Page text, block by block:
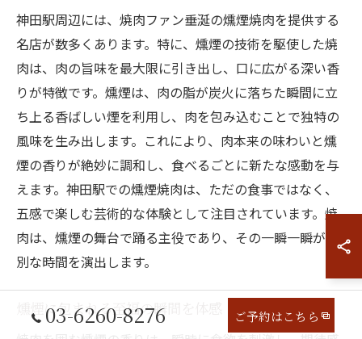
神田駅周辺には、焼肉ファン垂涎の燻煙焼肉を提供する
名店が数多くあります。特に、燻煙の技術を駆使した焼
肉は、肉の旨味を最大限に引き出し、口に広がる深い香
りが特徴です。燻煙は、肉の脂が炭火に落ちた瞬間に立
ち上る香ばしい煙を利用し、肉を包み込むことで独特の
風味を生み出します。これにより、肉本来の味わいと燻
煙の香りが絶妙に調和し、食べるごとに新たな感動を与
えます。神田駅での燻煙焼肉は、ただの食事ではなく、
五感で楽しむ芸術的な体験として注目されています。焼
肉は、燻煙の舞台で踊る主役であり、その一瞬一瞬が特
別な時間を演出します。
燻煙に包まれる至福の瞬間を体感
03-6260-8276 ご予約はこちら